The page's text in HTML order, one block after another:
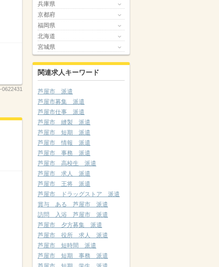
0622431
兵庫県
京都府
福岡県
北海道
宮城県
関連求人キーワード
芦屋市 派遣
芦屋市募集 派遣
芦屋市仕事 派遣
芦屋市 縫製 派遣
芦屋市 短期 派遣
芦屋市 情報 派遣
芦屋市 事務 派遣
芦屋市 高校生 派遣
芦屋市 求人 派遣
芦屋市 王将 派遣
芦屋市 ドラッグストア 派遣
賞与 ある 芦屋市 派遣
訪問 入浴 芦屋市 派遣
芦屋市 夕方募集 派遣
芦屋市 役所 求人 派遣
芦屋市 短時間 派遣
芦屋市 短期 事務 派遣